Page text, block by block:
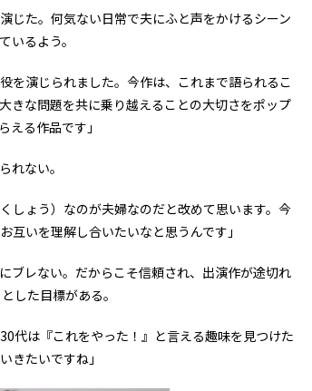
じた。何気ない日常で夫にふと声をかけるシーン
いるよう。
を演じられました。今作は、これまで語られるこ
きな問題を共に乗り越えることの大切さをポップ
える作品です」
れない。
しょう）なのが夫婦なのだと改めて思います。今
いを理解し合いたいなと思うんです」
ブレない。だからこそ信頼され、出演作が途切れ
した目標がある。
代は『これをやった！』と言える趣味を見つけた
きたいですね」